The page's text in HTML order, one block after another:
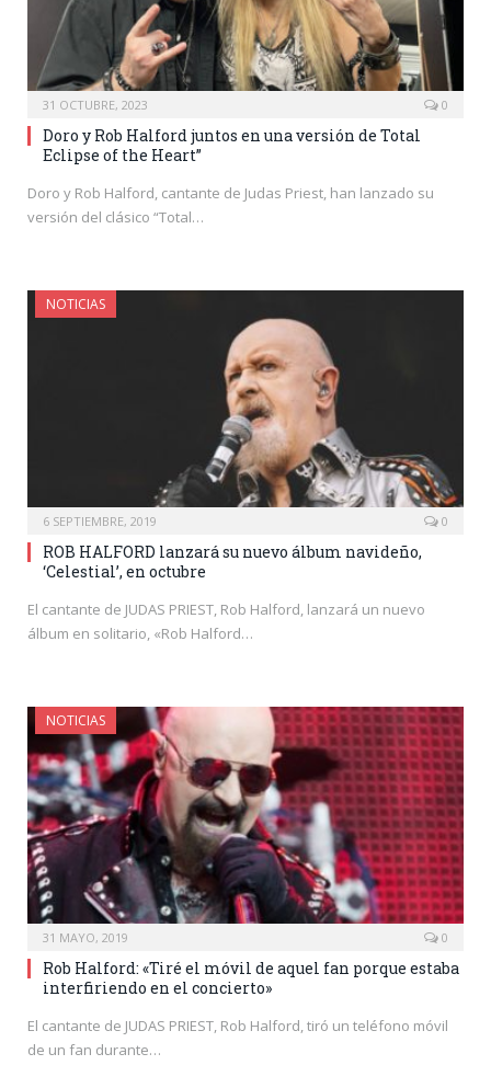
31 OCTUBRE, 2023 0
Doro y Rob Halford juntos en una versión de Total
Eclipse of the Heart”
Doro y Rob Halford, cantante de Judas Priest, han lanzado su
versión del clásico “Total…
NOTICIAS
6 SEPTIEMBRE, 2019 0
ROB HALFORD lanzará su nuevo álbum navideño,
‘Celestial’, en octubre
El cantante de JUDAS PRIEST, Rob Halford, lanzará un nuevo
álbum en solitario, «Rob Halford…
NOTICIAS
31 MAYO, 2019 0
Rob Halford: «Tiré el móvil de aquel fan porque estaba
interfiriendo en el concierto»
El cantante de JUDAS PRIEST, Rob Halford, tiró un teléfono móvil
de un fan durante…